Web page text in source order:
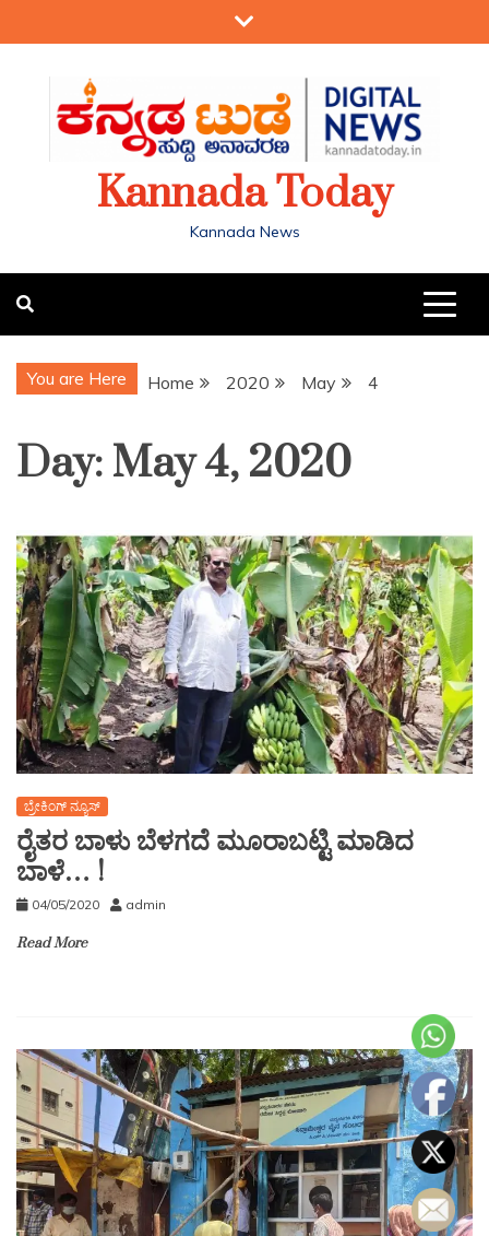
Kannada Today
Kannada News
You are Here Home 2020 May 4
Day: May 4, 2020
ಬ್ರೇಕಿಂಗ್ ನ್ಯೂಸ್
ರೈತರ ಬಾಳು ಬೆಳಗದೆ ಮೂರಾಬಟ್ಟಿ ಮಾಡಿದ
ಬಾಳೆ… !
04/05/2020 admin
Read More